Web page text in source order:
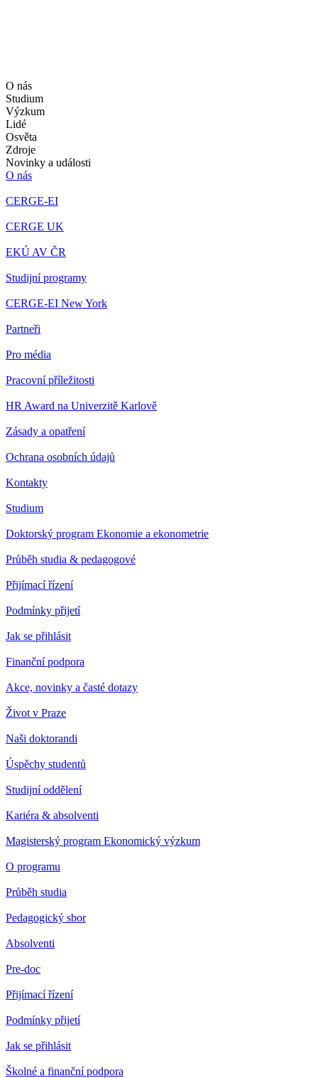
O nás
Studium
Výzkum
Lidé
Osvěta
Zdroje
Novinky a události
O nás
CERGE-EI
CERGE UK
EKÚ AV ČR
Studijní programy
CERGE-EI New York
Partneři
Pro média
Pracovní příležitosti
HR Award na Univerzitě Karlově
Zásady a opatření
Ochrana osobních údajů
Kontakty
Studium
Doktorský program Ekonomie a ekonometrie
Průběh studia & pedagogové
Přijímací řízení
Podmínky přijetí
Jak se přihlásit
Finanční podpora
Akce, novinky a časté dotazy
Život v Praze
Naši doktorandi
Úspěchy studentů
Studijní oddělení
Kariéra & absolventi
Magisterský program Ekonomický výzkum
O programu
Průběh studia
Pedagogický sbor
Absolventi
Pre-doc
Přijímací řízení
Podmínky přijetí
Jak se přihlásit
Školné a finanční podpora